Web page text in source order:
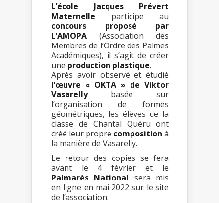
L’école Jacques Prévert
Maternelle participe au
concours proposé par
L’AMOPA (Association des
Membres de l’Ordre des Palmes
Académiques), il s’agit de créer
une production plastique.
Après avoir observé et étudié
l’œuvre « OKTA » de Viktor
Vasarellybasée sur
l’organisation de formes
géométriques, les élèves de la
classe de Chantal Quéru ont
créé leur propre composition à
la manière de Vasarelly.
Le retour des copies se fera
avant le 4 février et le
Palmarès National sera mis
en ligne en mai 2022 sur le site
de l’association.